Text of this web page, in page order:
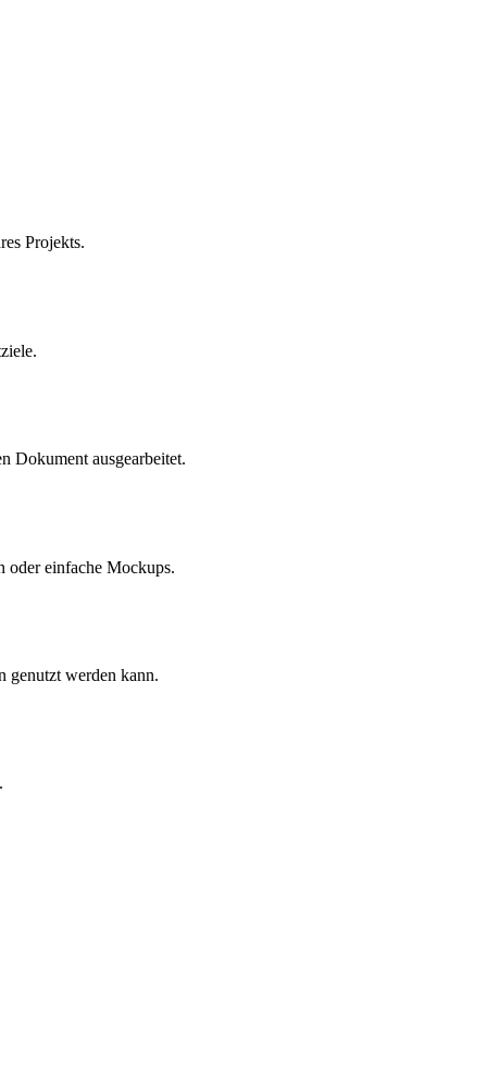
Projekts.
Dokument ausgearbeitet.
oder einfache Mockups.
genutzt werden kann.